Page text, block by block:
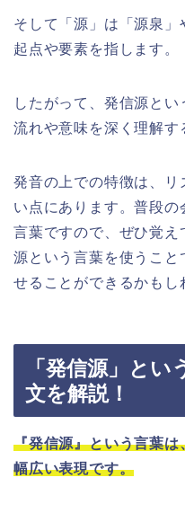
そして「源」は「源泉
起点や要素を指します。
したがって、発信源と
流れや意味を深く理解す
発音の上での特徴は、リ
い点にあります。普段
言葉ですので、ぜひ覚
源という言葉を使うこと
せることができるかもし
「発信源」とい
文を解説！
『発信源』という言葉
幅広い表現です。